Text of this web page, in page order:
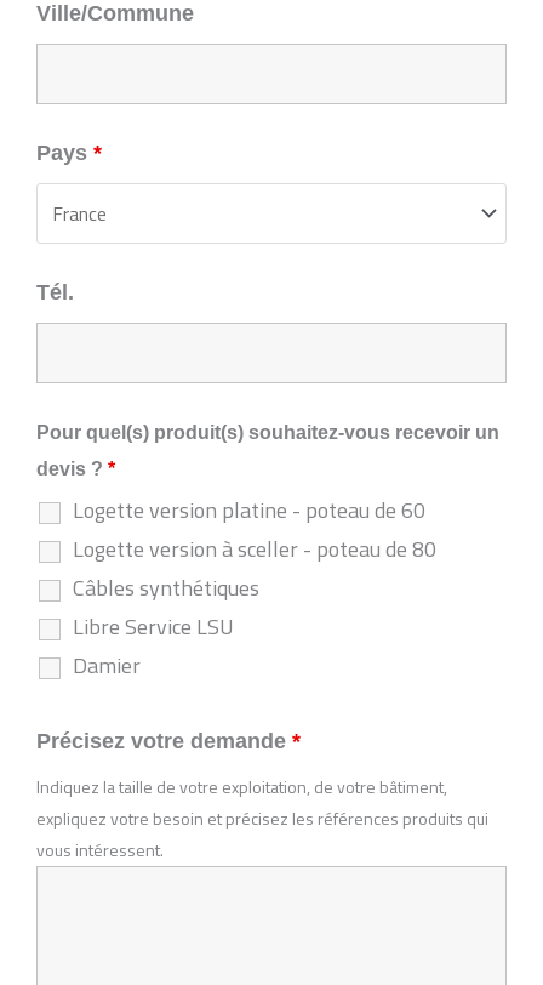
Ville/Commune
Pays *
Tél.
Pour quel(s) produit(s) souhaitez-vous recevoir un
devis ? *
Logette version platine - poteau de 60
Logette version à sceller - poteau de 80
Câbles synthétiques
Libre Service LSU
Damier
Précisez votre demande *
Indiquez la taille de votre exploitation, de votre bâtiment,
expliquez votre besoin et précisez les références produits qui
vous intéressent.